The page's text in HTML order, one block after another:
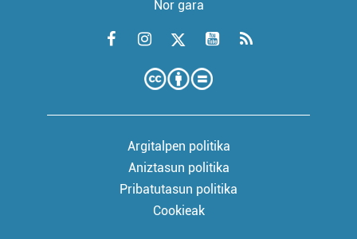
Nor gara
Argitalpen politika
Aniztasun politika
Pribatutasun politika
Cookieak